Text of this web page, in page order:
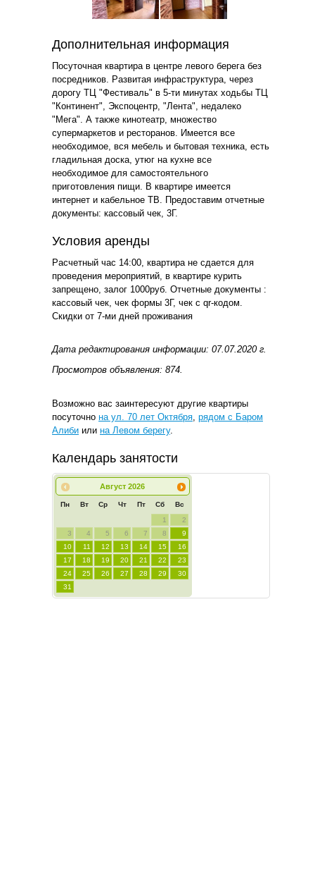
Дополнительная информация
Посуточная квартира в центре левого берега без
посредников. Развитая инфраструктура, через
дорогу ТЦ "Фестиваль" в 5-ти минутах ходьбы ТЦ
"Континент", Экспоцентр, "Лента", недалеко
"Мега". А также кинотеатр, множество
супермаркетов и ресторанов. Имеется все
необходимое, вся мебель и бытовая техника, есть
гладильная доска, утюг на кухне все
необходимое для самостоятельного
приготовления пищи. В квартире имеется
интернет и кабельное ТВ. Предоставим отчетные
документы: кассовый чек, 3Г.
Условия аренды
Расчетный час 14:00, квартира не сдается для
проведения мероприятий, в квартире курить
запрещено, залог 1000руб. Отчетные документы :
кассовый чек, чек формы 3Г, чек с qr-кодом.
Скидки от 7-ми дней проживания
Дата редактирования информации: 07.07.2020 г.
Просмотров объявления: 874.
Возможно вас заинтересуют другие квартиры
посуточно на ул. 70 лет Октября, рядом с Баром
Алиби или на Левом берегу.
Календарь занятости
Август 2026
Пн Вт Ср Чт Пт Сб Вс
1
2
3
4 5 6 7 8
9
10
11 12 13 14 15
16
17
18 19 20 21 22
23
24
25 26 27 28 29
30
31